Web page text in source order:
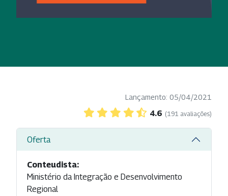
Lançamento: 05/04/2021
4.6 (191 avaliações)
Oferta
Conteudista:
Ministério da Integração e Desenvolvimento
Regional